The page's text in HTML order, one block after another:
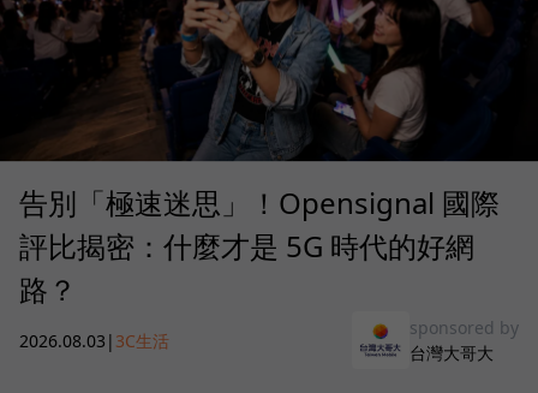
告別「極速迷思」！Opensignal 國際
評比揭密：什麼才是 5G 時代的好網
路？
2026.08.03 | 3C生活
sponsored by
台灣大哥大